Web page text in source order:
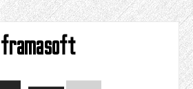
framasoft